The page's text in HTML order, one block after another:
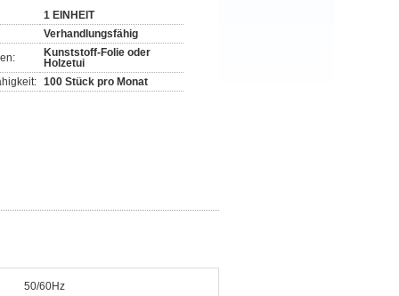
1 EINHEIT
Verhandlungsfähig
Kunststoff-Folie oder
Holzetui
100 Stück pro Monat
50/60Hz